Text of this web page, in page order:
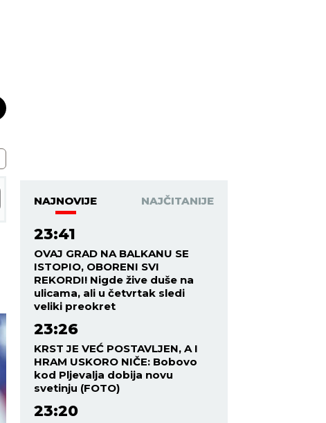
NAJNOVIJE NAJČITANIJE
23:41
OVAJ GRAD NA BALKANU SE
ISTOPIO, OBORENI SVI
REKORDI! Nigde žive duše na
ulicama, ali u četvrtak sledi
veliki preokret
23:26
KRST JE VEĆ POSTAVLJEN, A I
HRAM USKORO NIČE: Bobovo
kod Pljevalja dobija novu
svetinju (FOTO)
23:20